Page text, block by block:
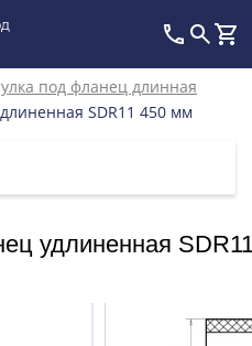
под фланец длинная
SDR11 450 мм
удлиненная